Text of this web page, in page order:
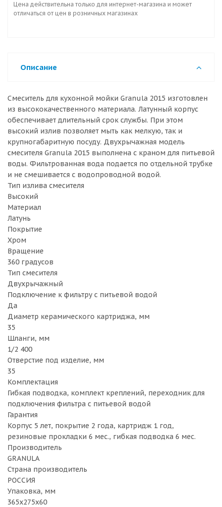
Цена действительна только для интернет-магазина и может
отличаться от цен в розничных магазинах
Описание
Смеситель для кухонной мойки Granula 2015 изготовлен
из высококачественного материала. Латунный корпус
обеспечивает длительный срок службы. При этом
высокий излив позволяет мыть как мелкую, так и
крупногабаритную посуду. Двухрычажная модель
смесителя Granula 2015 выполнена с краном для питьевой
воды. Фильтрованная вода подается по отдельной трубке
и не смешивается с водопроводной водой.
Тип излива смесителя
Высокий
Материал
Латунь
Покрытие
Хром
Вращение
360 градусов
Тип смесителя
Двухрычажный
Подключение к фильтру с питьевой водой
Да
Диаметр керамического картриджа, мм
35
Шланги, мм
1/2 400
Отверстие под изделие, мм
35
Комплектация
Гибкая подводка, комплект креплений, переходник для
подключения фильтра с питьевой водой
Гарантия
Корпус 5 лет, покрытие 2 года, картридж 1 год,
резиновые прокладки 6 мес., гибкая подводка 6 мес.
Производитель
GRANULA
Страна производитель
РОССИЯ
Упаковка, мм
365x275x60